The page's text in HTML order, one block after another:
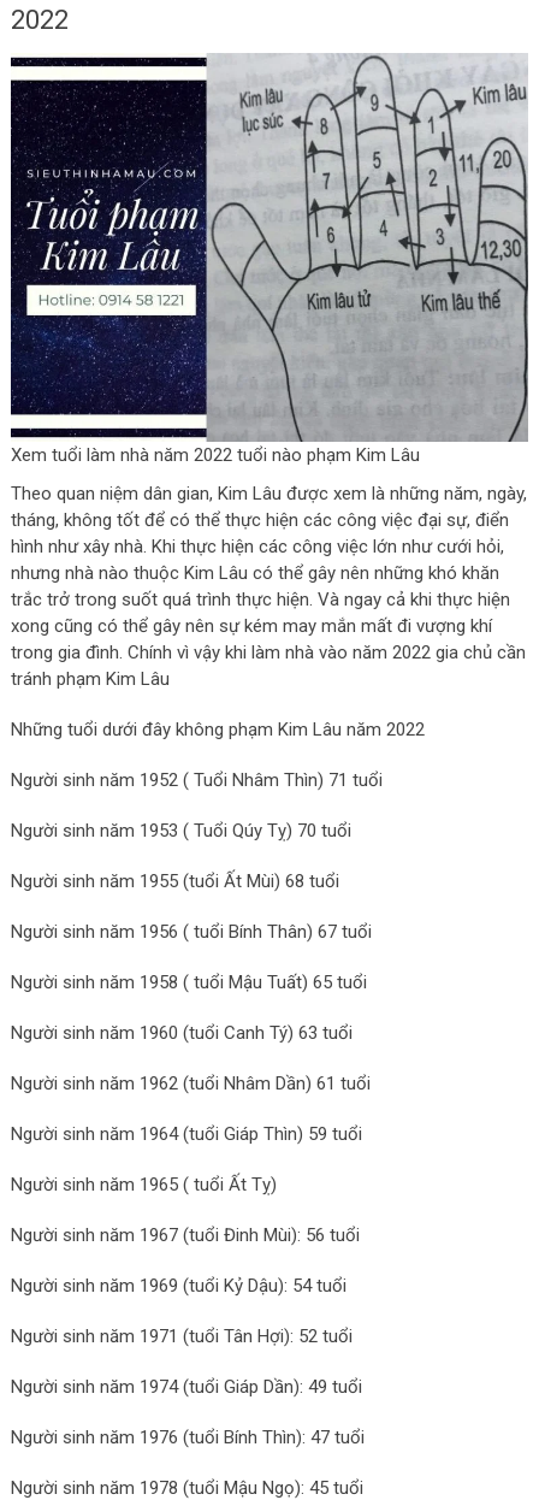
2022
Xem tuổi làm nhà năm 2022 tuổi nào phạm Kim Lâu
Theo quan niệm dân gian, Kim Lâu được xem là những năm, ngày,
tháng, không tốt để có thể thực hiện các công việc đại sự, điển
hình như xây nhà. Khi thực hiện các công việc lớn như cưới hỏi,
nhưng nhà nào thuộc Kim Lâu có thể gây nên những khó khăn
trắc trở trong suốt quá trình thực hiện. Và ngay cả khi thực hiện
xong cũng có thể gây nên sự kém may mắn mất đi vượng khí
trong gia đình. Chính vì vậy khi làm nhà vào năm 2022 gia chủ cần
tránh phạm Kim Lâu
Những tuổi dưới đây không phạm Kim Lâu năm 2022
Người sinh năm 1952 ( Tuổi Nhâm Thìn) 71 tuổi
Người sinh năm 1953 ( Tuổi Qúy Tỵ) 70 tuổi
Người sinh năm 1955 (tuổi Ất Mùi) 68 tuổi
Người sinh năm 1956 ( tuổi Bính Thân) 67 tuổi
Người sinh năm 1958 ( tuổi Mậu Tuất) 65 tuổi
Người sinh năm 1960 (tuổi Canh Tý) 63 tuổi
Người sinh năm 1962 (tuổi Nhâm Dần) 61 tuổi
Người sinh năm 1964 (tuổi Giáp Thìn) 59 tuổi
Người sinh năm 1965 ( tuổi Ất Tỵ)
Người sinh năm 1967 (tuổi Đinh Mùi): 56 tuổi
Người sinh năm 1969 (tuổi Kỷ Dậu): 54 tuổi
Người sinh năm 1971 (tuổi Tân Hợi): 52 tuổi
Người sinh năm 1974 (tuổi Giáp Dần): 49 tuổi
Người sinh năm 1976 (tuổi Bính Thìn): 47 tuổi
Người sinh năm 1978 (tuổi Mậu Ngọ): 45 tuổi